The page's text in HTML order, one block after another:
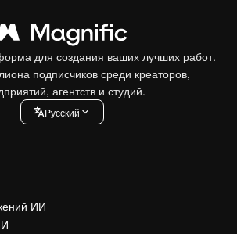
для создания ваших лучших работ.
подписчиков среди креаторов,
агентств и студий.
Pусский
ИИ